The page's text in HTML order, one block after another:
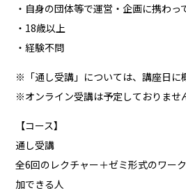
・自身の団体等で運営・企画に携わっ
・18歳以上
・経験不問
※「通し受講」については、講座日に
※オンライン受講は予定しておりませ
【コース】
通し受講
全6回のレクチャー＋ゼミ形式のワー
加できる人